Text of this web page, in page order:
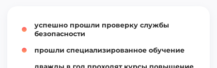
успешно прошли проверку службы
безопасности
прошли специализированное обучение